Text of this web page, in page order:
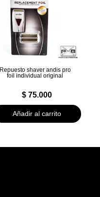
Repuesto shaver andis pro
foil individual original
$ 75.000
Añadir al carrito